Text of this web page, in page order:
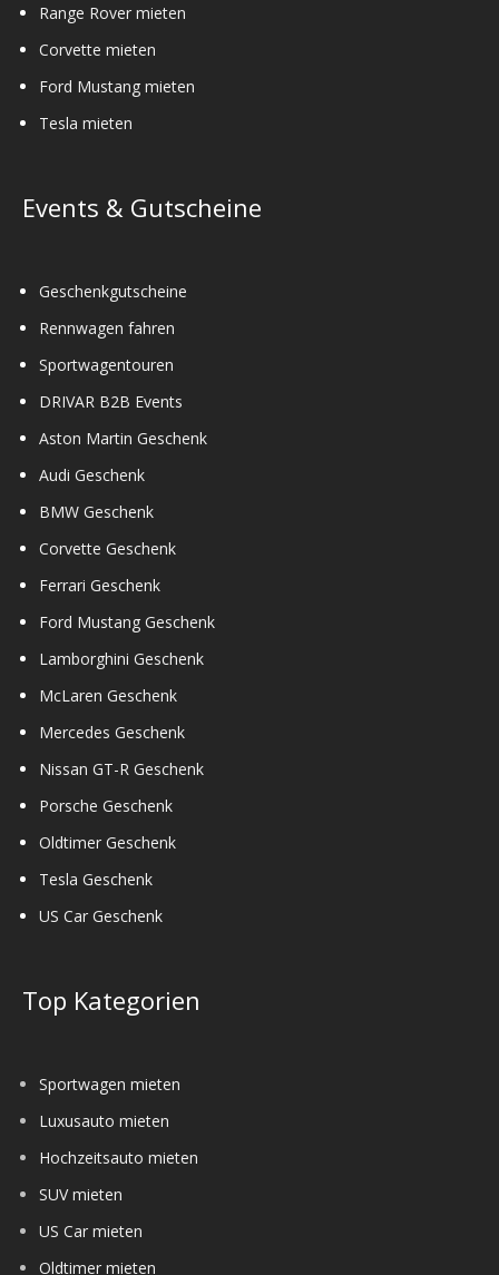
Range Rover mieten
Corvette mieten
Ford Mustang mieten
Tesla mieten
Events & Gutscheine
Geschenkgutscheine
Rennwagen fahren
Sportwagentouren
DRIVAR B2B Events
Aston Martin Geschenk
Audi Geschenk
BMW Geschenk
Corvette Geschenk
Ferrari Geschenk
Ford Mustang Geschenk
Lamborghini Geschenk
McLaren Geschenk
Mercedes Geschenk
Nissan GT-R Geschenk
Porsche Geschenk
Oldtimer Geschenk
Tesla Geschenk
US Car Geschenk
Top Kategorien
Sportwagen mieten
Luxusauto mieten
Hochzeitsauto mieten
SUV mieten
US Car mieten
Oldtimer mieten